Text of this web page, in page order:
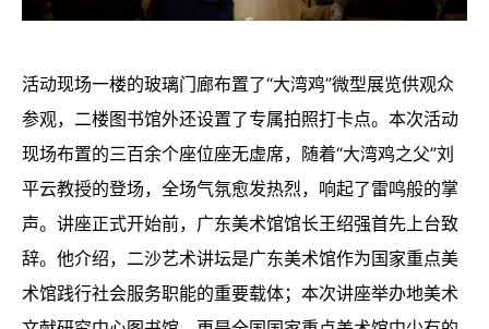
活动现场一楼的玻璃门廊布置了“大湾鸡”微型展览供观众
参观，二楼图书馆外还设置了专属拍照打卡点。本次活动
现场布置的三百余个座位座无虚席，随着“大湾鸡之父”刘
平云教授的登场，全场气氛愈发热烈，响起了雷鸣般的掌
声。讲座正式开始前，广东美术馆馆长王绍强首先上台致
辞。他介绍，二沙艺术讲坛是广东美术馆作为国家重点美
术馆践行社会服务职能的重要载体；本次讲座举办地美术